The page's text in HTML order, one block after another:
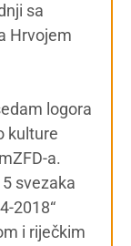
sa
Hrvojem
logora
kulture
a.
svezaka
2018“
i riječkim